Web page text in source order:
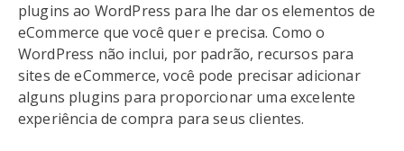
plugins ao WordPress para lhe dar os elementos de
eCommerce que você quer e precisa. Como o
WordPress não inclui, por padrão, recursos para
sites de eCommerce, você pode precisar adicionar
alguns plugins para proporcionar uma excelente
experiência de compra para seus clientes.